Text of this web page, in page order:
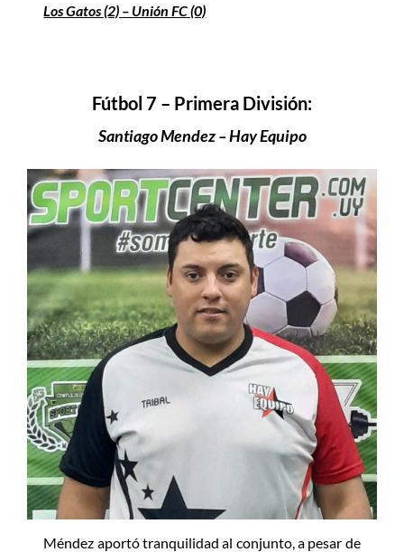
Los Gatos (2) – Unión FC (0)
Fútbol 7 – Primera División:
Santiago Mendez – Hay Equipo
Méndez aportó tranquilidad al conjunto, a pesar de